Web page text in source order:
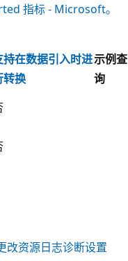
指标 - Microsoft。
持在数据引入时进
转换
示例查
询
改资源日志诊断设置